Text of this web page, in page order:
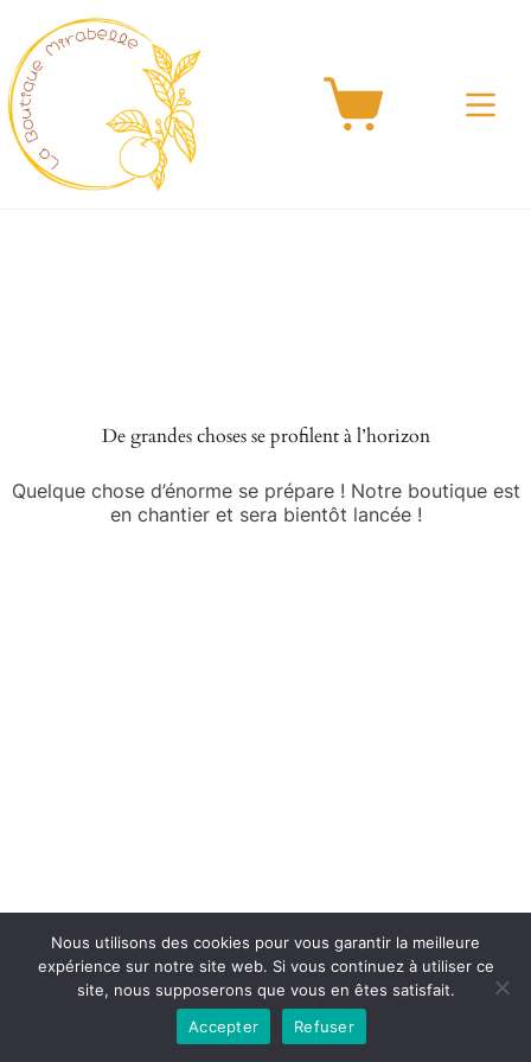
contenu
Panier
d’achat
De grandes choses se profilent à l’horizon
Quelque chose d’énorme se prépare ! Notre boutique est
en chantier et sera bientôt lancée !
Copyright © 2026la boutique mirabelle}.
Nous utilisons des cookies pour vous garantir la meilleure
expérience sur notre site web. Si vous continuez à utiliser ce
site, nous supposerons que vous en êtes satisfait.
Accepter
Refuser